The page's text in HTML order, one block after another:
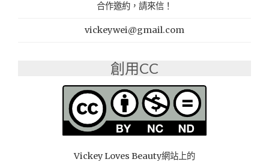
燒
子
店"
合作邀約，請來信！
vickeywei@gmail.com
創用CC
Vickey Loves Beauty網站上的